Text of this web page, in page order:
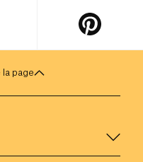
la page